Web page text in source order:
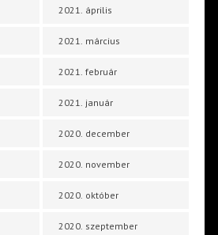
2021. április
2021. március
2021. február
2021. január
2020. december
2020. november
2020. október
2020. szeptember